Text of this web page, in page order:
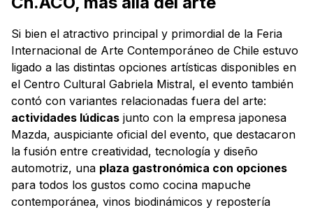
Si bien el atractivo principal y primordial de la Feria
Internacional de Arte Contemporáneo de Chile estuvo
ligado a las distintas opciones artísticas disponibles en
el Centro Cultural Gabriela Mistral, el evento también
contó con variantes relacionadas fuera del arte:
actividades lúdicas junto con la empresa japonesa
Mazda, auspiciante oficial del evento, que destacaron
la fusión entre creatividad, tecnología y diseño
automotriz, una plaza gastronómica con opciones
para todos los gustos como cocina mapuche
contemporánea, vinos biodinámicos y repostería